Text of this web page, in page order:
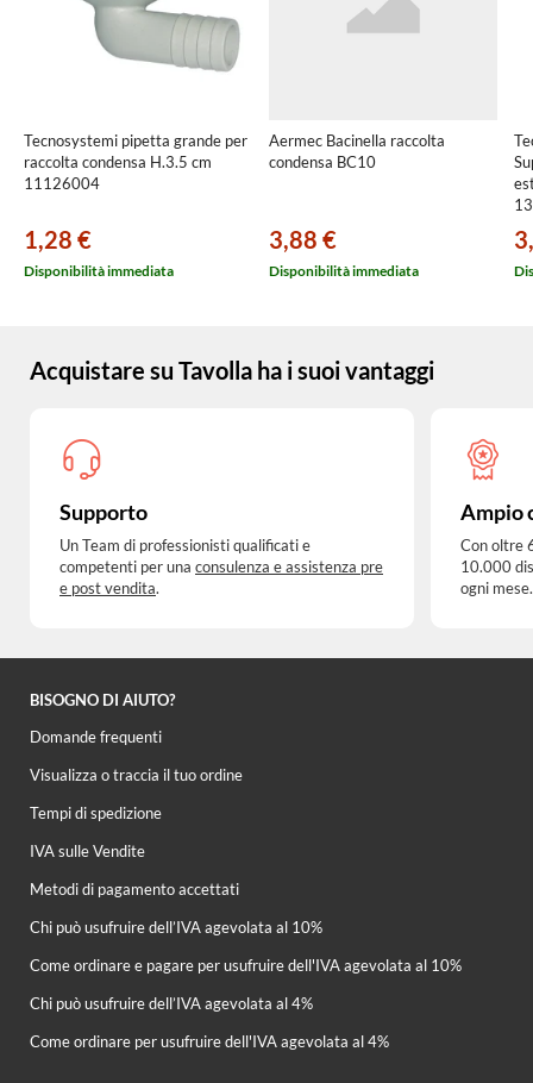
Tecnosystemi pipetta grande per
raccolta condensa H.3.5 cm
11126004
1,28 €
Disponibilità immediata
Aermec Bacinella raccolta
condensa BC10
3,88 €
Disponibilità immediata
Acquistare su Tavolla ha i suoi vantaggi
Supporto
Un Team di professionisti qualificati e
competenti per una consulenza e assistenza pre
e post vendita.
Ampio
Con oltre
10.000
ogni mese.
BISOGNO DI AIUTO?
Domande frequenti
Visualizza o traccia il tuo ordine
Tempi di spedizione
IVA sulle Vendite
Metodi di pagamento accettati
Chi può usufruire dell’IVA agevolata al 10%
Come ordinare e pagare per usufruire dell'IVA agevolata al 10%
Chi può usufruire dell’IVA agevolata al 4%
Come ordinare per usufruire dell'IVA agevolata al 4%